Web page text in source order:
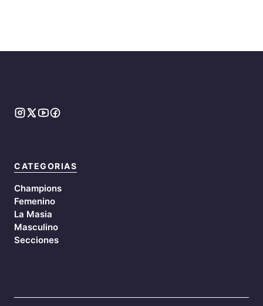
CATEGORIAS
Champions
Femenino
La Masia
Masculino
Secciones